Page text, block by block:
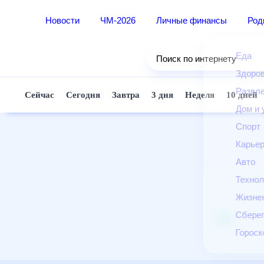
Новости ЧМ-2026 Личные финансы
Еда
Дом
Спорт
Авто
Поиск по интернету
Сейчас Сегодня Завтра 3 дня Неделя 10